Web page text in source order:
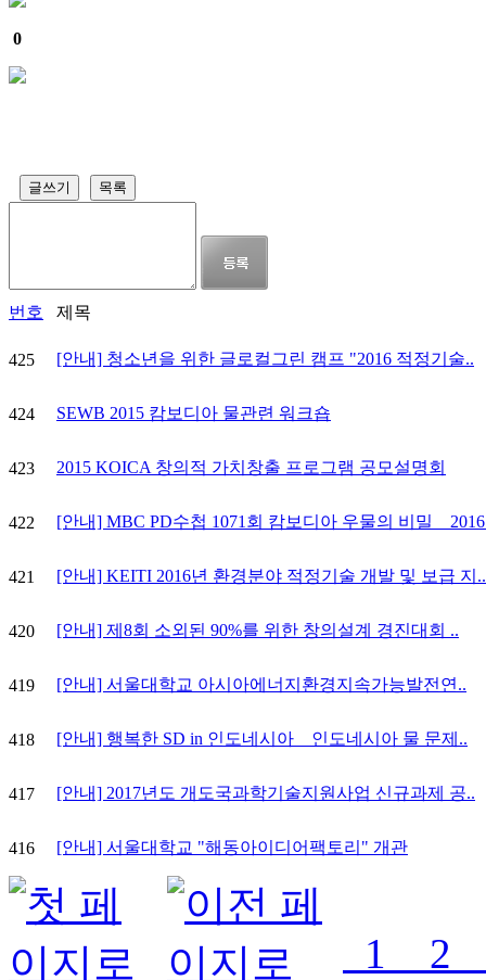
0
글쓰기 목록
번호 제목
425 [안내] 청소년을 위한 글로컬그린 캠프 "2016 적정기술..
424 SEWB 2015 캄보디아 물관련 워크숍
423 2015 KOICA 창의적 가치창출 프로그램 공모설명회
422 [안내] MBC PD수첩 1071회 캄보디아 우물의 비밀 _
421 [안내] KEITI 2016년 환경분야 적정기술 개발 및 보급 지..
420 [안내] 제8회 소외된 90%를 위한 창의설계 경진대회 ..
419 [안내] 서울대학교 아시아에너지환경지속가능발전연..
418 [안내] 행복한 SD in 인도네시아 _ 인도네시아 물 문제..
417 [안내] 2017년도 개도국과학기술지원사업 신규과제 공..
416 [안내] 서울대학교 "해동아이디어팩토리" 개관
1 2